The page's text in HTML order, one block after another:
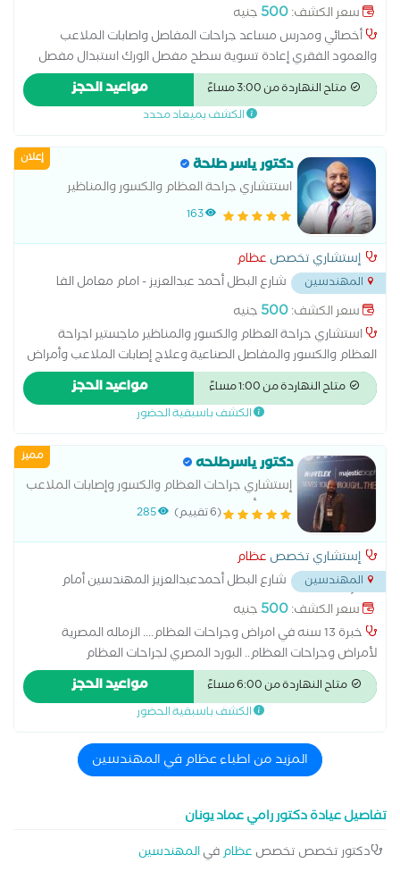
سعر الكشف:500 جنيه
أخصائي ومدرس مساعد جراحات المفاصل واصابات الملاعب
والعمود الفقري إعادة تسوية سطح مفصل الورك استبدال مفصل
الكتف الخلايا الجذعية للعظام العلاج الحراري تطويل العظام علاج
آلام الأعصاب بالترددات اللاسلكية علاج الرباط الصليبي عملية
الغضروف عملية تبديل مفصل الورك عملية تغيير مفصل الركبة
متاح النهاردة من 3:00 مساءً مواعيد الحجز
الكشف بميعاد محدد
إعلان دكتور ياسر طلحة
استتشاري جراحة العظام والكسور والمناظير
والمفاصل الصناعية وعلاج إصابات الملاعب
163
إستشاري تخصص عظام
المهندسين
شارع البطل أحمد عبدالعزيز - امام معامل الفا
سعر الكشف:500 جنيه
استشاري جراحة العظام والكسور والمناظير ماجستير اجراحة
العظام والكسور والمفاصل الصناعية وعلاج إصابات الملاعب وأمراض
المفاصل والعمود الفقري عضو الجمعية المصرية لجراحة العظام
عضو الجمعية السويسرية لجراحة العظام AO
متاح النهاردة من 1:00 مساءً مواعيد الحجز
الكشف باسبقية الحضور
مميز دكتور ياسرطلحه
إستشاري جراحات العظام والكسور وإصابات الملاعب
وعلاج أمراض العمود الفقري
(6 تقييم) 285
إستشاري تخصص عظام
المهندسين
شارع البطل أحمدعبدالعزيز المهندسين أمام
معمل ألفا ...
سعر الكشف:500 جنيه
خبرة 13 سنه في امراض وجراحات العظام.... الزماله المصرية
لأمراض وجراحات العظام.. البورد المصري لجراحات العظام
مستشفيات التأمين الصحي والمستشفيات التعليميه د.دبلومة
جراحة العظام جامعة الأزهر عضو الجمعيه المصريه لجراجة العظام
عضو الحمعيه السويسريه للكسور AO
متاح النهاردة من 6:00 مساءً مواعيد الحجز
الكشف باسبقية الحضور
المزيد من اطباء عظام في المهندسين
تفاصيل عيادة دكتور رامي عماد يونان
دكتور تخصص تخصص عظامفيالمهندسين